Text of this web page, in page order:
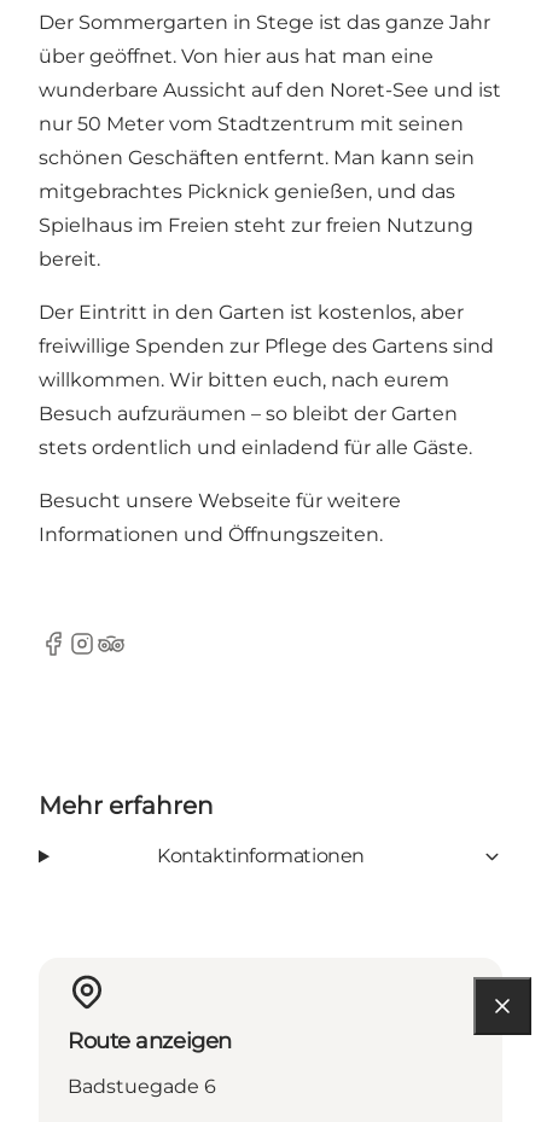
Der Sommergarten in Stege ist das ganze Jahr
über geöffnet. Von hier aus hat man eine
wunderbare Aussicht auf den Noret-See und ist
nur 50 Meter vom Stadtzentrum mit seinen
schönen Geschäften entfernt. Man kann sein
mitgebrachtes Picknick genießen, und das
Spielhaus im Freien steht zur freien Nutzung
bereit.
Der Eintritt in den Garten ist kostenlos, aber
freiwillige Spenden zur Pflege des Gartens sind
willkommen. Wir bitten euch, nach eurem
Besuch aufzuräumen – so bleibt der Garten
stets ordentlich und einladend für alle Gäste.
Besucht unsere Webseite für weitere
Informationen und Öffnungszeiten.
Facebook
Instagram
TripAdvisor
Mehr erfahren
Kontaktinformationen
Route anzeigen
Badstuegade 6